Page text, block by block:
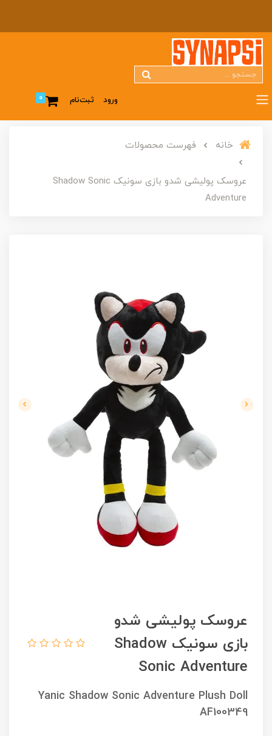
ورود ثبت‌نام 0
خانه فهرست محصولات
عروسک پولیشی شدو بازی سونیک Shadow Sonic
Adventure
عروسک پولیشی شدو
بازی سونیک Shadow
Sonic Adventure
Yanic Shadow Sonic Adventure Plush Doll
AF100349